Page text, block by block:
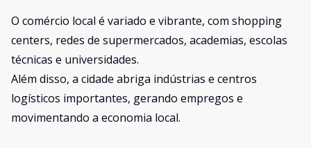
O comércio local é variado e vibrante, com shopping
centers, redes de supermercados, academias, escolas
técnicas e universidades.
Além disso, a cidade abriga indústrias e centros
logísticos importantes, gerando empregos e
movimentando a economia local.